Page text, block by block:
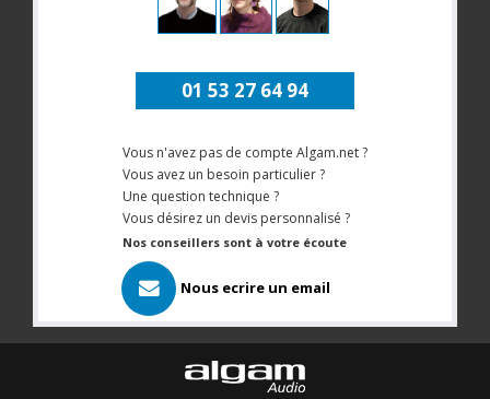
01 53 27 64 94
Vous n'avez pas de compte Algam.net ?
Vous avez un besoin particulier ?
Une question technique ?
Vous désirez un devis personnalisé ?
Nos conseillers sont à votre écoute
Nous ecrire un email